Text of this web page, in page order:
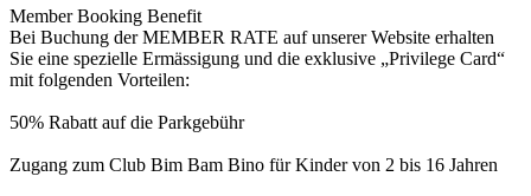
Member Booking Benefit
Bei Buchung der MEMBER RATE auf unserer Website erhalten
Sie eine spezielle Ermässigung und die exklusive „Privilege Card“
mit folgenden Vorteilen:
50% Rabatt auf die Parkgebühr
Zugang zum Club Bim Bam Bino für Kinder von 2 bis 16 Jahren